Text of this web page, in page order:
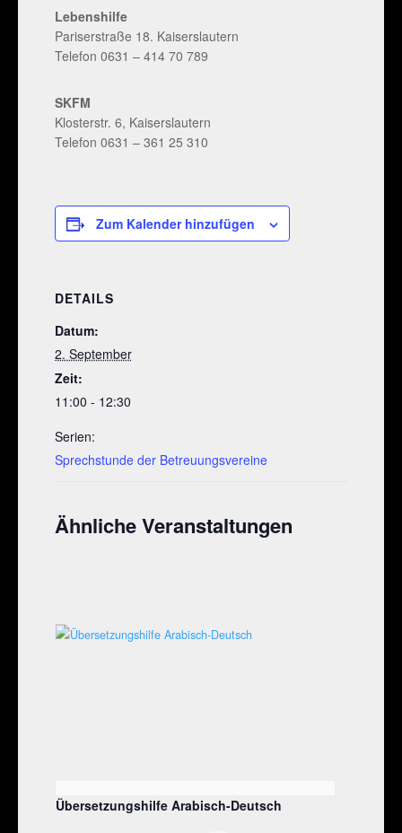
Lebenshilfe
Pariserstraße 18. Kaiserslautern
Telefon 0631 – 414 70 789
SKFM
Klosterstr. 6, Kaiserslautern
Telefon 0631 – 361 25 310
Zum Kalender hinzufügen
DETAILS
Datum:
2. September
Zeit:
11:00 - 12:30
Serien:
Sprechstunde der Betreuungsvereine
Ähnliche Veranstaltungen
Übersetzungshilfe Arabisch-Deutsch